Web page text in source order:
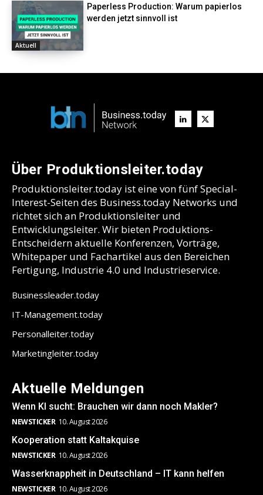
Aktuell
Paperless Production: Warum papierlos
werden jetzt sinnvoll ist
Über Produktionsleiter.today
Produktionsleiter.today ist eine von fünf Special-
Interest-Seiten des Business.today Networks und
richtet sich an Produktionsleiter und
Entwicklungsleiter. Wir bieten Produktions-
Entscheidern aktuelle Konferenzen, Vorträge,
Whitepaper und Fachartikel aus den Bereichen
Fertigung, Industrie 4.0 und Industrieservice.
Businessleader.today
IT-Management.today
Personalleiter.today
Marketingleiter.today
Aktuelle Meldungen
Wenn KI sucht: Brauchen wir dann noch Makler?
NEWSTICKER 10. August 2026
Kooperation statt Kaltakquise
NEWSTICKER 10. August 2026
Wasserknappheit in Deutschland – IT kann helfen
NEWSTICKER 10. August 2026